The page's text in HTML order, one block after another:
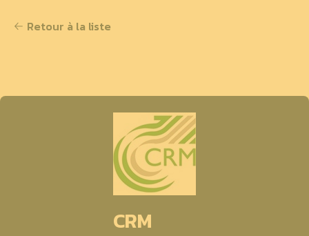
Retour à la liste
CRM